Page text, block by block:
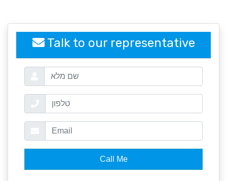
Talk to our representative